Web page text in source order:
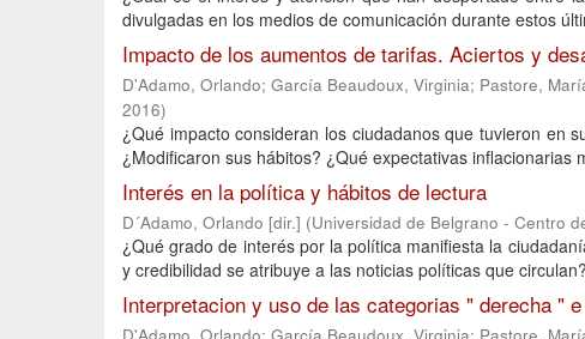
divulgadas en los medios de comunicación durante estos
Impacto de los aumentos de tarifas. Aciertos y
D'Adamo, Orlando; García Beaudoux, Virginia; Pastore,
2016)
¿Qué impacto consideran los ciudadanos que tuvieron en
¿Modificaron sus hábitos? ¿Qué expectativas inflacionarias
Interés en la política y hábitos de lectura
D´Adamo, Orlando [dir.] (Universidad de Belgrano - Centro
¿Qué grado de interés por la política manifiesta la
y credibilidad se atribuye a las noticias políticas que
Interpretacion y uso de las categorias " derecha "